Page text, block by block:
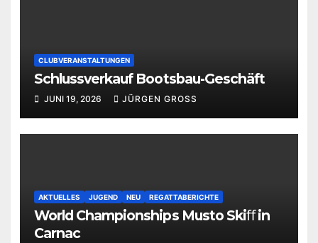
CLUBVERANSTALTUNGEN
Schlussverkauf Bootsbau-Geschäft
JUNI 19, 2026 JÜRGEN GROSS
AKTUELLES JUGEND NEU REGATTABERICHTE
World Championships Musto Skiﬀ in
Carnac